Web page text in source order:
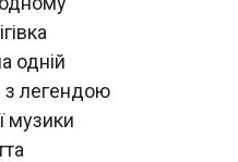
одній
з легендою
музики